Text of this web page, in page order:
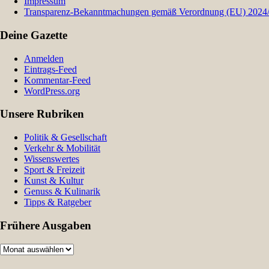
Transparenz-Bekanntmachungen gemäß Verordnung (EU)
Deine Gazette
Anmelden
Eintrags-Feed
Kommentar-Feed
WordPress.org
Unsere Rubriken
Politik & Gesellschaft
Verkehr & Mobilität
Wissenswertes
Sport & Freizeit
Kunst & Kultur
Genuss & Kulinarik
Tipps & Ratgeber
Frühere Ausgaben
Frühere